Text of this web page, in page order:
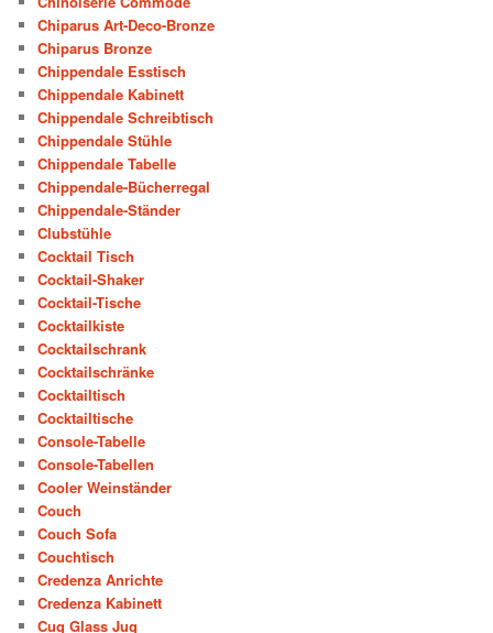
Chiparus Art-Deco-Bronze
Chiparus Bronze
Chippendale Esstisch
Chippendale Kabinett
Chippendale Schreibtisch
Chippendale Stühle
Chippendale Tabelle
Chippendale-Bücherregal
Chippendale-Ständer
Clubstühle
Cocktail Tisch
Cocktail-Shaker
Cocktail-Tische
Cocktailkiste
Cocktailschrank
Cocktailschränke
Cocktailtisch
Cocktailtische
Console-Tabelle
Console-Tabellen
Cooler Weinständer
Couch
Couch Sofa
Couchtisch
Credenza Anrichte
Credenza Kabinett
Cug Glass Jug